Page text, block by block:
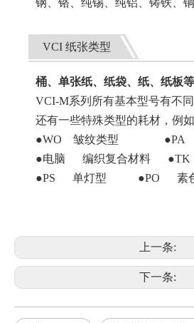
钢、铬、纯锡、纯铝、铸铁、
VCI 纸张类型
桶、单张纸、纸袋、纸、纸板
VCI-M系列所有基本型号有不
还有一些特殊类型的耗材，例
●WO 皱纹类型 ●PA
●电脑 编织复合材料 ●TK
●PS 单灯型 ●PO 素
上一条:
下一条: